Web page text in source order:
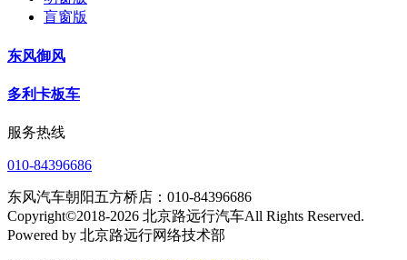
盲窗版
东风御风
多利卡板车
服务热线
010-84396686
东风汽车朝阳五方桥店：010-84396686
Copyright©2018-2026 北京路远行汽车All Rights Reserved.
Powered by 北京路远行网络技术部